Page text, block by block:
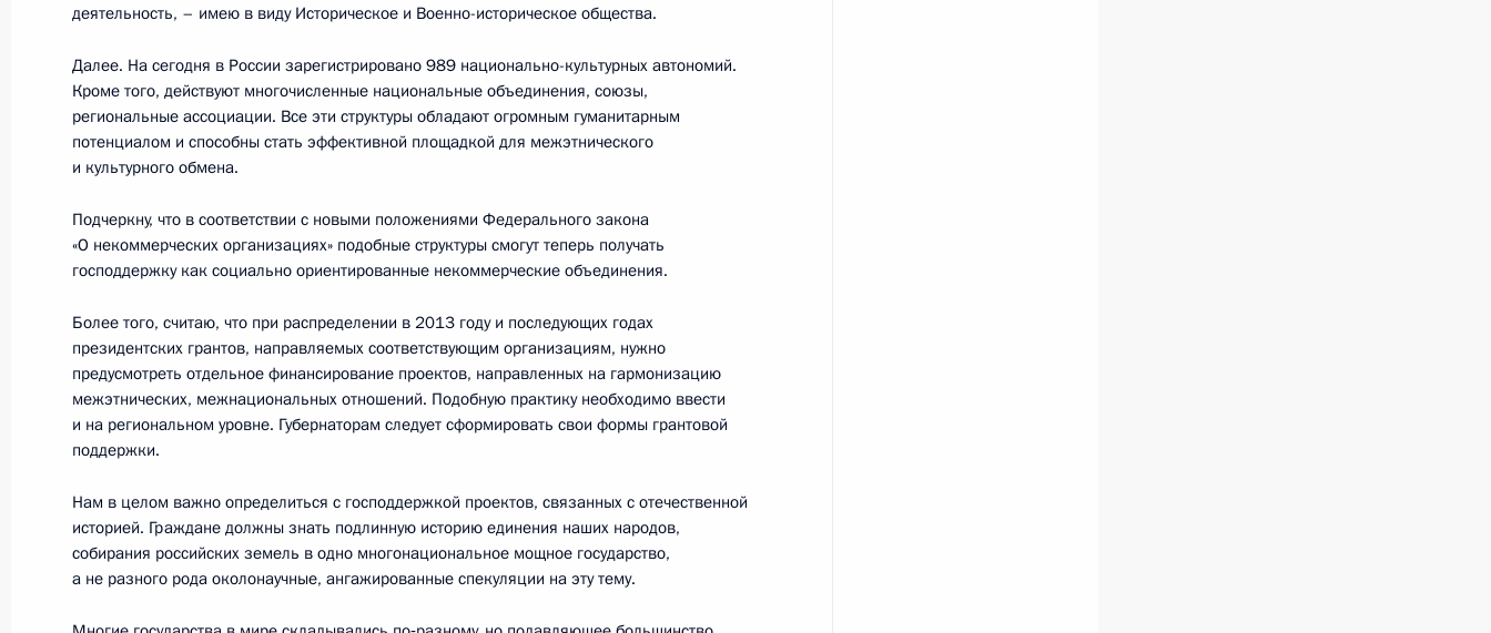
Встреча с военнослужащими Военно-Морского Флота
26 июля 2026 года
Разделы сайта
Президента
События
Структура
Видео и фото
Документы
Для СМИ
Справочник
Информационные
ресурсы
Президент России
Текущий ресурс
Конституция России
Государственная
Президент России —
гражданам школьного
возраста
Кремлю
Официальные
сетевые ресурсы
MAX
ВКонтакте
Rutube
Telegram-канал
деятельность, – имею в виду Историческое и Военно-историческое общества.
Далее. На сегодня в России зарегистрировано 989 национально-культурных автономий.
Кроме того, действуют многочисленные национальные объединения, союзы,
региональные ассоциации. Все эти структуры обладают огромным гуманитарным
потенциалом и способны стать эффективной площадкой для межэтнического
и культурного обмена.
Подчеркну, что в соответствии с новыми положениями Федерального закона
«О некоммерческих организациях» подобные структуры смогут теперь получать
господдержку как социально ориентированные некоммерческие объединения.
Более того, считаю, что при распределении в 2013 году и последующих годах
президентских грантов, направляемых соответствующим организациям, нужно
предусмотреть отдельное финансирование проектов, направленных на гармонизацию
межэтнических, межнациональных отношений. Подобную практику необходимо ввести
и на региональном уровне. Губернаторам следует сформировать свои формы грантовой
поддержки.
Нам в целом важно определиться с господдержкой проектов, связанных с отечественной
историей. Граждане должны знать подлинную историю единения наших народов,
собирания российских земель в одно многонациональное мощное государство,
а не разного рода околонаучные, ангажированные спекуляции на эту тему.